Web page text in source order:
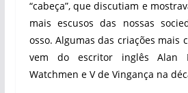
“cabeça”, que discutiam e
mais escusos das nossas
osso. Algumas das criações mais
vem do escritor inglês Alan
Watchmen e V de Vingança na